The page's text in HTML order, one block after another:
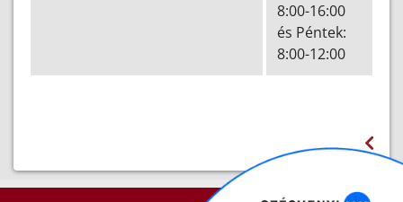
8:00-16:00
és Péntek:
8:00-12:00